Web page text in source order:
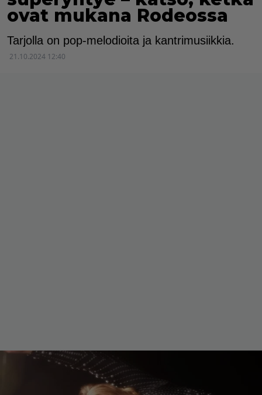
ovat mukana Rodeossa
Tarjolla on pop-melodioita ja kantrimusiikkia.
21.10.2024 12:40